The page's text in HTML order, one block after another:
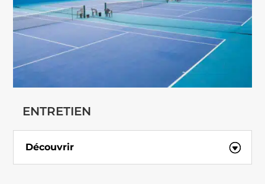
ENTRETIEN
Découvrir